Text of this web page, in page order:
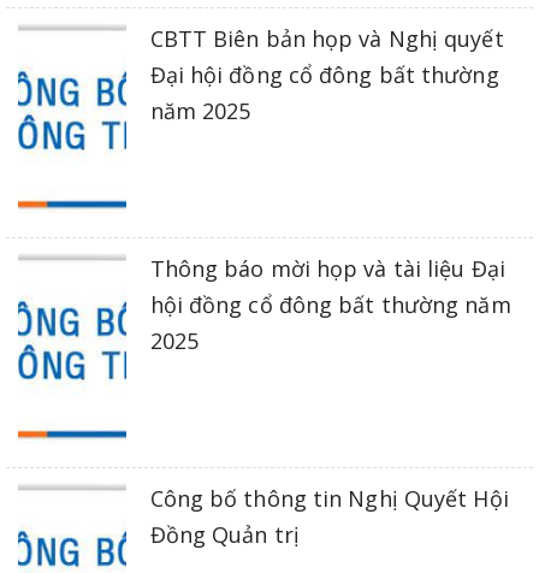
CBTT Biên bản họp và Nghị quyết
Đại hội đồng cổ đông bất thường
năm 2025
Thông báo mời họp và tài liệu Đại
hội đồng cổ đông bất thường năm
2025
Công bố thông tin Nghị Quyết Hội
Đồng Quản trị